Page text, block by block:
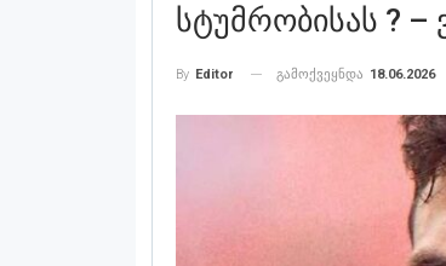
Სტუმრობისას ?
By Editor გამოქვეყნდა 18.06.2026